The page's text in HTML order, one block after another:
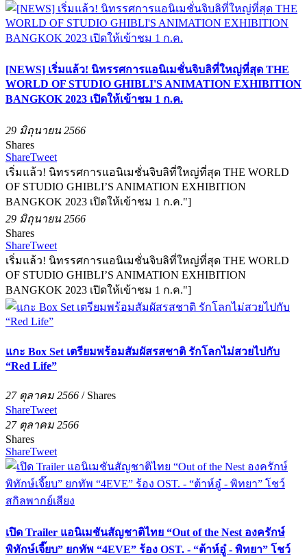
[NEWS] เริ่มแล้ว! นิทรรศการแอนิเมชั่นจิบลิที่ใหญ่ที่สุด THE
WORLD OF STUDIO GHIBLI'S ANIMATION EXHIBITION
BANGKOK 2023 เปิดให้เข้าชม 1 ก.ค.
29 มิถุนายน 2566
Shares
ShareTweet
เริ่มแล้ว! นิทรรศการแอนิเมชั่นจิบลิที่ใหญ่ที่สุด THE WORLD
OF STUDIO GHIBLI’S ANIMATION EXHIBITION
BANGKOK 2023 เปิดให้เข้าชม 1 ก.ค."]
29 มิถุนายน 2566
Shares
ShareTweet
เริ่มแล้ว! นิทรรศการแอนิเมชั่นจิบลิที่ใหญ่ที่สุด THE WORLD
OF STUDIO GHIBLI’S ANIMATION EXHIBITION
BANGKOK 2023 เปิดให้เข้าชม 1 ก.ค."]
แกะ Box Set เตรียมพร้อมสัมผัสรสชาติ รักโลกไม่สวยไปกับ
“Red Life”
27 ตุลาคม 2566 / Shares
ShareTweet
27 ตุลาคม 2566
Shares
ShareTweet
เปิด Trailer แอนิเมชันสัญชาติไทย “Out of the Nest องครักษ์
พิทักษ์เจี๊ยบ” ยกทัพ “4EVE” ร้อง OST. - “ต้าห์อู๋ - พิทยา” โชว์